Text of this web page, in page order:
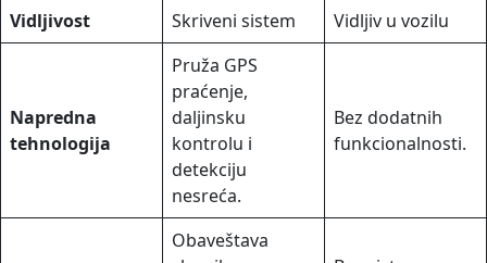
Vidljivost
Skriveni sistem Vidljiv u vozilu
Napredna
tehnologija
Pruža GPS
praćenje,
daljinsku
kontrolu i
detekciju
nesreća.
Bez dodatnih
funkcionalnosti.
Obaveštava